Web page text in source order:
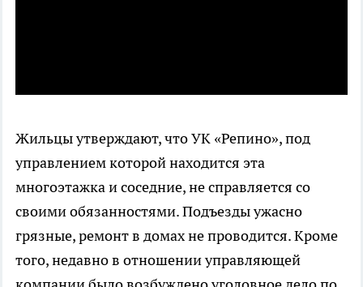
Жильцы утверждают, что УК «Репино», под
управлением которой находится эта
многоэтажка и соседние, не справляется со
своими обязанностями. Подъезды ужасно
грязные, ремонт в домах не проводится. Кроме
того, недавно в отношении управляющей